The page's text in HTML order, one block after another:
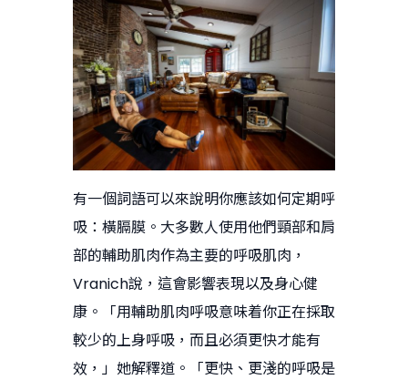
有一個詞語可以來說明你應該如何定期呼
吸：橫膈膜。大多數人使用他們頸部和肩
部的輔助肌肉作為主要的呼吸肌肉，
Vranich說，這會影響表現以及身心健
康。「用輔助肌肉呼吸意味着你正在採取
較少的上身呼吸，而且必須更快才能有
效，」她解釋道。「更快、更淺的呼吸是